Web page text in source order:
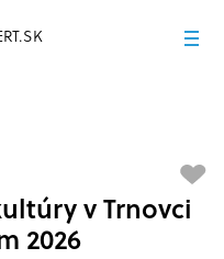
v Trnovci
2026